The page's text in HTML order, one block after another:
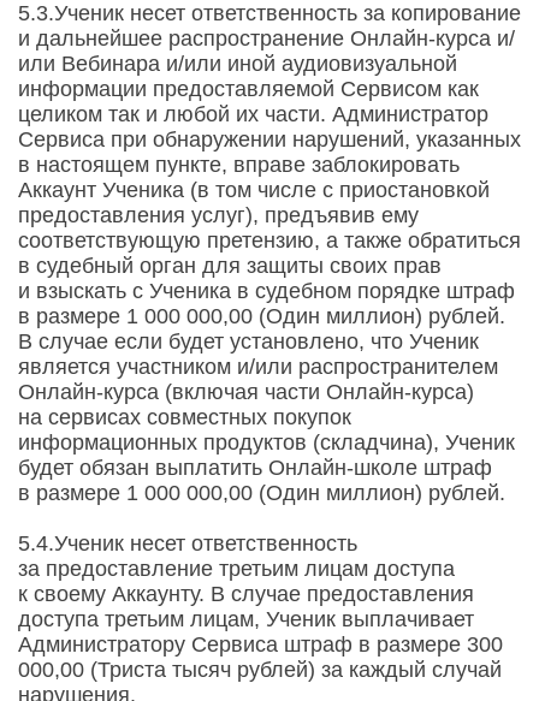
5.3.Ученик несет ответственность за копирование
и дальнейшее распространение Онлайн-курса и/
или Вебинара и/или иной аудиовизуальной
информации предоставляемой Сервисом как
целиком так и любой их части. Администратор
Сервиса при обнаружении нарушений, указанных
в настоящем пункте, вправе заблокировать
Аккаунт Ученика (в том числе с приостановкой
предоставления услуг), предъявив ему
соответствующую претензию, а также обратиться
в судебный орган для защиты своих прав
и взыскать с Ученика в судебном порядке штраф
в размере 1 000 000,00 (Один миллион) рублей.
В случае если будет установлено, что Ученик
является участником и/или распространителем
Онлайн-курса (включая части Онлайн-курса)
на сервисах совместных покупок
информационных продуктов (складчина), Ученик
будет обязан выплатить Онлайн-школе штраф
в размере 1 000 000,00 (Один миллион) рублей.
5.4.Ученик несет ответственность
за предоставление третьим лицам доступа
к своему Аккаунту. В случае предоставления
доступа третьим лицам, Ученик выплачивает
Администратору Сервиса штраф в размере 300
000,00 (Триста тысяч рублей) за каждый случай
нарушения.